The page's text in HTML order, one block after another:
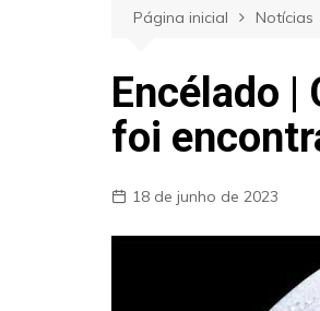
Página inicial Notícias
Encélado |
foi
18 de junho de 2023